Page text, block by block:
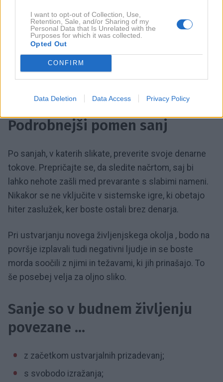
I want to opt-out of Collection, Use,
Retention, Sale, and/or Sharing of my
Personal Data that Is Unrelated with the
Purposes for which it was collected.
Opted Out
CONFIRM
Data Deletion Data Access Privacy Policy
ste zadovoljni s svojo stensko poslikavo;
imate občutek, da ste po naslikanem
avtoportretu, lepši, kot ste bili prej;
Podrobnejši pomen sanj
Po sanjah, v katerih slikate, preverite svoje denarne
tokove. Prepričajte se, da sledite načrtom, saj bi
lahko nehote zašli med prevarante s slabimi nameni.
Nikakor se ne vključite v sistemske igre, ki obetajo
hiter zaslužek, ker boste ostali brez denarja.
Pri ustvarjanju novega življenjskega okolja , bodo na
površje izplavali tudi negativni ljudje in se boste
morda soočili z njimi in težavami, ki jih prinašajo. To
še posebej velja za oljno sliko.
Sanje so v budnem življenju
povezane …
z začetkom ustvarjalnih prizadevanj;
s svobodo izražanja;